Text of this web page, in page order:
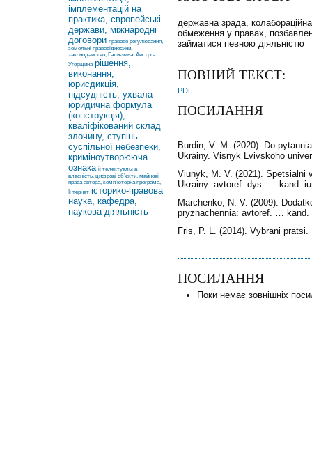
імплементацій на
практика, європейські
держави, міжнародні
договори правове регулювання,
земельні правовідносини,
законодавство, Гали-чина, Австро-
Угорщина рішення,
виконання,
юрисдикція,
підсудність, ухвала
юридична формула
(конструкція),
кваліфікований склад
злочину, ступінь
суспільної небезпеки,
криміноутворююча
ознака інтелектуальна
власність, цифрові об’єкти, майнові
права автора, комп’ютерна програма,
Інтернет історико-правова
наука, кафедра,
наукова діяльність
державна зрада,
обмеження у правах,
займатися певною діяльністю
ПОВНИЙ ТЕКСТ:
PDF
ПОСИЛАННЯ
Burdin, V. M. (2020). Do
Ukrainy. Visnyk Lvivskoho
Viunyk, M. V. (2021). Spetsialni
Ukrainy: avtoref. dys. … kand.
Marchenko, N. V. (2009).
pryznachennia: avtoref. … kand.
Fris, P. L. (2014). Vybrani
ПОСИЛАННЯ
Поки немає зовнішніх